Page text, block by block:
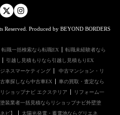
Produced by BEYOND BORDERS
転職一括検索なら転職EX
転職未経験者なら
引越し見積もりなら引越し見積もりEX
ネスマーケティング
中古マンション・リ
車探しなら中古車EX
車の買取・査定なら
ショップナビ エクステリア
リフォーム一
装業者一括見積ならリショップナビ外壁塗
ピ】
太陽光発電・蓄電池ならグリエネ